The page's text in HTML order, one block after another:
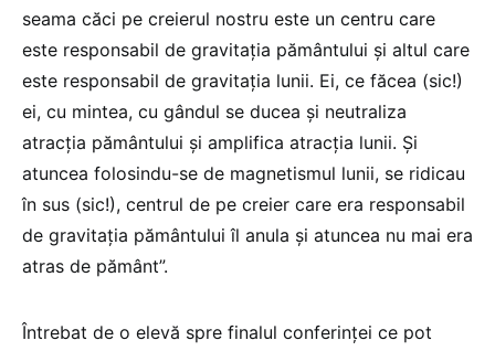
seama căci pe creierul nostru este un centru care
este responsabil de gravitația pământului și altul care
este responsabil de gravitația lunii. Ei, ce făcea (sic!)
ei, cu mintea, cu gândul se ducea și neutraliza
atracția pământului și amplifica atracția lunii. Și
atuncea folosindu-se de magnetismul lunii, se ridicau
în sus (sic!), centrul de pe creier care era responsabil
de gravitația pământului îl anula și atuncea nu mai era
atras de pământ”.
Întrebat de o elevă spre finalul conferinței ce pot